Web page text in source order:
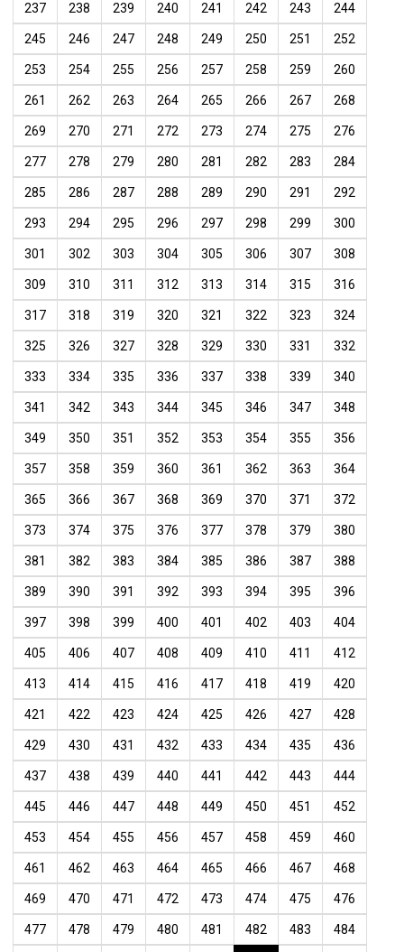
237 238 239 240 241 242 243 244
245 246 247 248 249 250 251 252
253 254 255 256 257 258 259 260
261 262 263 264 265 266 267 268
269 270 271 272 273 274 275 276
277 278 279 280 281 282 283 284
285 286 287 288 289 290 291 292
293 294 295 296 297 298 299 300
301 302 303 304 305 306 307 308
309 310 311 312 313 314 315 316
317 318 319 320 321 322 323 324
325 326 327 328 329 330 331 332
333 334 335 336 337 338 339 340
341 342 343 344 345 346 347 348
349 350 351 352 353 354 355 356
357 358 359 360 361 362 363 364
365 366 367 368 369 370 371 372
373 374 375 376 377 378 379 380
381 382 383 384 385 386 387 388
389 390 391 392 393 394 395 396
397 398 399 400 401 402 403 404
405 406 407 408 409 410 411 412
413 414 415 416 417 418 419 420
421 422 423 424 425 426 427 428
429 430 431 432 433 434 435 436
437 438 439 440 441 442 443 444
445 446 447 448 449 450 451 452
453 454 455 456 457 458 459 460
461 462 463 464 465 466 467 468
469 470 471 472 473 474 475 476
477 478 479 480 481 482 483 484